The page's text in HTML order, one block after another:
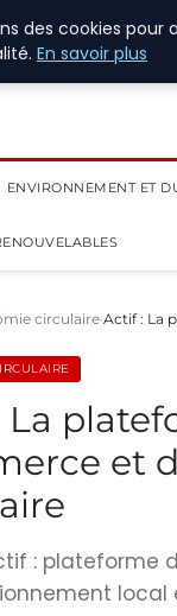
ENVIRONNEMENT ET
circulaire Actif : La
La
et
:
des cookies
En savoir plus